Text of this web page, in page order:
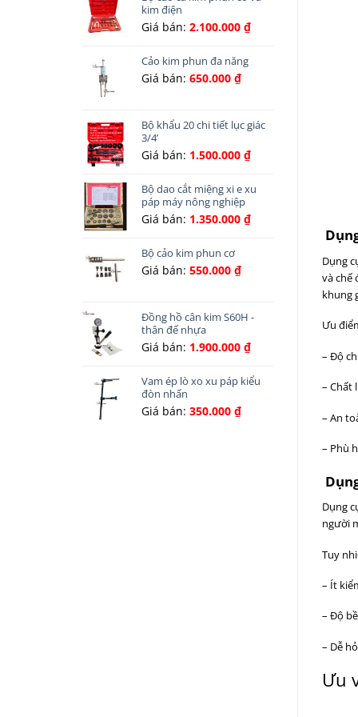
kim điện
Giá bán: 2.100.000 ₫
Cảo kim phun đa năng
Giá bán: 650.000 ₫
Bộ khẩu 20 chi tiết lục giác
3/4’
Giá bán: 1.500.000 ₫
Bộ dao cắt miệng xi e xu
páp máy nông nghiệp
Giá bán: 1.350.000 ₫
Bộ cảo kim phun cơ
Giá bán: 550.000 ₫
Đồng hồ cân kim S60H -
thân đế nhựa
Giá bán: 1.900.000 ₫
Vam ép lò xo xu páp kiểu
đòn nhấn
Giá bán: 350.000 ₫
Dụng
và chế
khung
Ưu
– Độ
– Chất
– An
– Phù
Dụng
người
Tuy
– Ít
– Độ
– Dễ
Ưu